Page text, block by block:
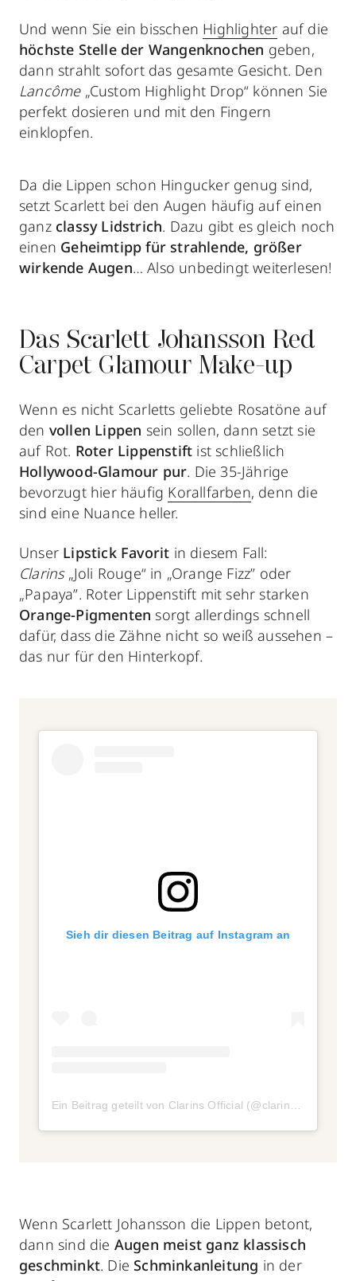
Und wenn Sie ein bisschen Highlighter auf die
höchste Stelle der Wangenknochen geben,
dann strahlt sofort das gesamte Gesicht. Den
Lancôme„Custom Highlight Drop“ können Sie
perfekt dosieren und mit den Fingern
einklopfen.
Da die Lippen schon Hingucker genug sind,
setzt Scarlett bei den Augen häufig auf einen
ganz classy Lidstrich. Dazu gibt es gleich noch
einen Geheimtipp für strahlende, größer
wirkende Augen… Also unbedingt weiterlesen!
Das Scarlett Johansson Red
Carpet Glamour Make-up
Wenn es nicht Scarletts geliebte Rosatöne auf
den vollen Lippen sein sollen, dann setzt sie
auf Rot. Roter Lippenstift ist schließlich
Hollywood-Glamour pur. Die 35-Jährige
bevorzugt hier häufig Korallfarben, denn die
sind eine Nuance heller.
Unser Lipstick Favorit in diesem Fall:
Clarins„Joli Rouge“ in „Orange Fizz” oder
„Papaya”. Roter Lippenstift mit sehr starken
Orange-Pigmenten sorgt allerdings schnell
dafür, dass die Zähne nicht so weiß aussehen –
das nur für den Hinterkopf.
Sieh dir diesen Beitrag auf Instagram an
Wenn Scarlett Johansson die Lippen betont,
dann sind die Augen meist ganz klassisch
geschminkt. Die Schminkanleitung in der